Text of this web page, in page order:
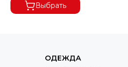
Выбрать
ОДЕЖДА